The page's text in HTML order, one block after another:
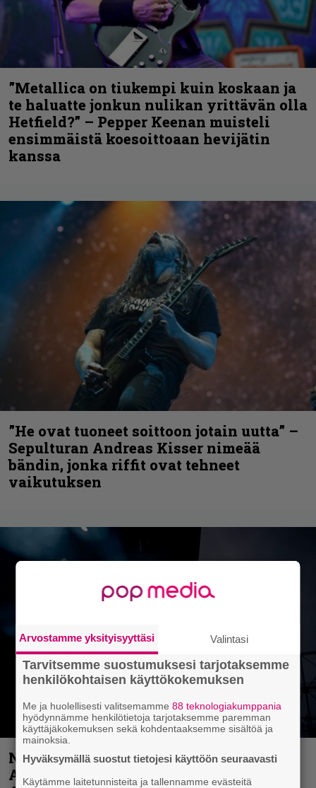
”Metallica on tiukempi kuin koskaan ja
te haluatte jonkun nulikan yrittävän olla
Hetfield?” – Pepper Keenan muisteli
ensimmäistä koesoittoaan hevijätin
kanssa
”He ovat tuoneet soittoon jotain uutta” –
Sepulturan Andreas Kisser nimeää
bändin, jonka riffit ovat tehneet
vaikutuksen
Näin lähtee Ghostin Tobias Forgelta
Accept – menossa mukana myös
Arvostamme yksityisyyttäsi Valintasi
Tarvitsemme suostumuksesi tarjotaksemme
henkilökohtaisen käyttökokemuksen
Me ja huolellisesti valitsemamme88 teknologiakumppania
hyödynnämme henkilötietoja tarjotaksemme paremman
käyttäjäkokemuksen sekä kohdentaaksemme sisältöä ja
mainoksia.
Hyväksymällä suostut tietojesi käyttöön seuraavasti
Käytämme laitetunnisteita ja tallennamme evästeitä